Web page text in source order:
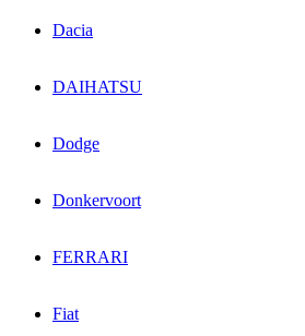
Dacia
DAIHATSU
Dodge
Donkervoort
FERRARI
Fiat